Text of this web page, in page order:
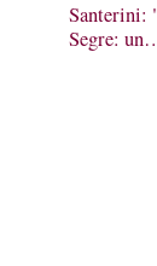
Santerini:
Segre: